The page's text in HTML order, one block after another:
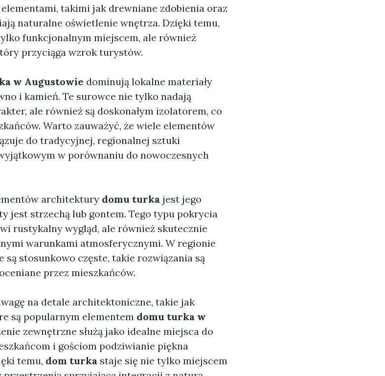
takimi jak drewniane zdobienia oraz
naturalne oświetlenie wnętrza. Dzięki temu,
funkcjonalnym miejscem, ale również
przyciąga wzrok turystów.
w Augustowie dominują lokalne materiały
i kamień. Te surowce nie tylko nadają
ale również są doskonałym izolatorem, co
Warto zauważyć, że wiele elementów
do tradycyjnej, regionalnej sztuki
w porównaniu do nowoczesnych
architektury domu turka jest jego
jest strzechą lub gontem. Tego typu pokrycia
rustykalny wygląd, ale również skutecznie
warunkami atmosferycznymi. W regionie
są stosunkowo częste, takie rozwiązania są
przez mieszkańców.
na detale architektoniczne, takie jak
są popularnym elementem domu turka w
zewnętrzne służą jako idealne miejsca do
i gościom podziwianie piękna
temu, dom turka staje się nie tylko miejscem